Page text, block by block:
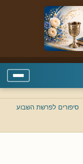
סיפורים לפרשת השבוע